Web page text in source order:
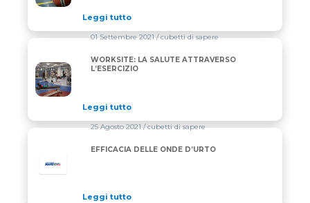
Leggi tutto
WORKSITE: LA SALUTE ATTRAVERSO L’ESERCIZIO
01 Settembre 2021/ cubetti di sapere
WORKSITE: LA SALUTE ATTRAVERSO
L’ESERCIZIO
Leggi tutto
25 Agosto 2021/ cubetti di sapere
EFFICACIA DELLE ONDE D’URTO
Leggi tutto